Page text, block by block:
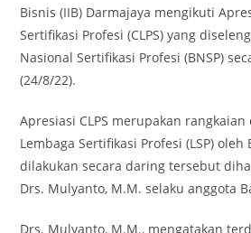
Bisnis (IIB) Darmajaya mengikuti
Sertifikasi Profesi (CLPS) yang
Nasional Sertifikasi Profesi (BNSP)
(24/8/22).
Apresiasi CLPS merupakan
Lembaga Sertifikasi Profesi (LSP) oleh
dilakukan secara daring tersebut
Drs. Mulyanto, M.M. selaku anggota
Drs. Mulyanto, M.M., mengatakan